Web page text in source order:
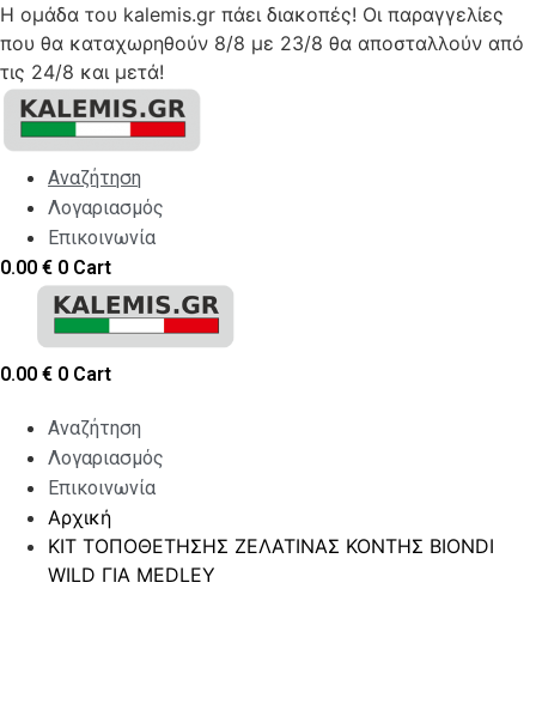
Η ομάδα του kalemis.gr πάει διακοπές! Οι παραγγελίες
που θα καταχωρηθούν 8/8 με 23/8 θα αποσταλλούν από
τις 24/8 και μετά!
Skip
content
Αναζήτηση
Λογαριασμός
Επικοινωνία
0.00 € 0 Cart
0.00 € 0 Cart
Αναζήτηση
Λογαριασμός
Επικοινωνία
Αρχική
ΚΙΤ ΤΟΠΟΘΕΤΗΣΗΣ ΖΕΛΑΤΙΝΑΣ ΚΟΝΤΗΣ BIONDI
WILD ΓΙΑ MEDLEY